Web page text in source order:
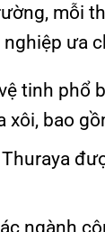
mỗi
ưa
tinh phổ
xôi, bao
ngành